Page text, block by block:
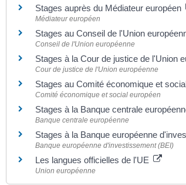
Stages auprès du Médiateur européen
Médiateur européen
Stages au Conseil de l'Union
Conseil de l'Union européenne
Stages à la Cour de justice de l'Union
Cour de justice de l'Union européenne
Stages au Comité économique et
Comité économique et social européen
Stages à la Banque centrale
Banque centrale européenne
Stages à la Banque européenne
Banque européenne d'investissement (BEI)
Les langues officielles de l'UE
Union européenne